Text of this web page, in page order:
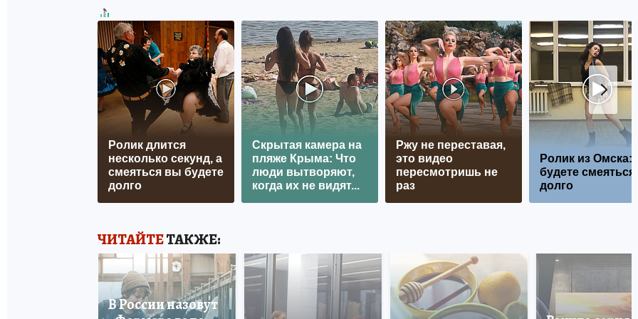
Ролик длится
несколько секунд, а
смеяться вы будете
долго
Скрытая камера на
пляже Крыма: Что
люди вытворяют,
когда их не видят...
Ржу не переставая,
это видео
пересмотришь не
раз
Ролик из Омска:
будете смеяться
долго
ЧИТАЙТЕТАКЖЕ:
В России назовут